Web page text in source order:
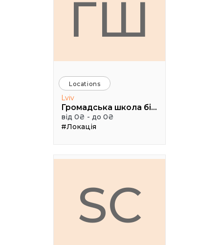
ГШ
Locations
Lviv
Громадська школа бізнесу
від 0₴ - до 0₴
#Локація
SC